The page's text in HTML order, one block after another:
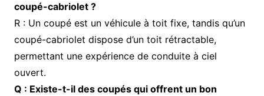
coupé-cabriolet ?
R : Un coupé est un véhicule à toit fixe, tandis qu’un
coupé-cabriolet dispose d’un toit rétractable,
permettant une expérience de conduite à ciel
ouvert.
Q : Existe-t-il des coupés qui offrent un bon